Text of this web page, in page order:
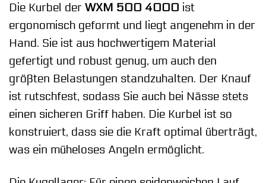
Die Kurbel der WXM 500 4000 ist
ergonomisch geformt und liegt angenehm in der
Hand. Sie ist aus hochwertigem Material
gefertigt und robust genug, um auch den
größten Belastungen standzuhalten. Der Knauf
ist rutschfest, sodass Sie auch bei Nässe stets
einen sicheren Griff haben. Die Kurbel ist so
konstruiert, dass sie die Kraft optimal überträgt,
was ein müheloses Angeln ermöglicht.